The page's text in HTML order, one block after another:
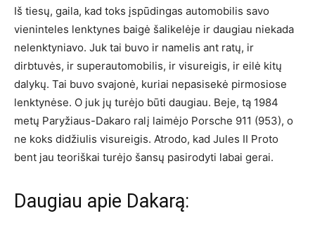
Iš tiesų, gaila, kad toks įspūdingas automobilis savo
vieninteles lenktynes baigė šalikelėje ir daugiau niekada
nelenktyniavo. Juk tai buvo ir namelis ant ratų, ir
dirbtuvės, ir superautomobilis, ir visureigis, ir eilė kitų
dalykų. Tai buvo svajonė, kuriai nepasisekė pirmosiose
lenktynėse. O juk jų turėjo būti daugiau. Beje, tą 1984
metų Paryžiaus-Dakaro ralį laimėjo Porsche 911 (953), o
ne koks didžiulis visureigis. Atrodo, kad Jules II Proto
bent jau teoriškai turėjo šansų pasirodyti labai gerai.
Daugiau apie Dakarą: